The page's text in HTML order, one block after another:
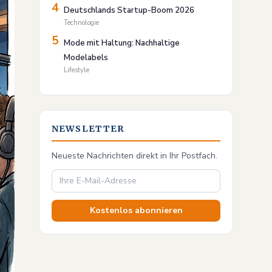
4 Deutschlands Startup-Boom 2026
Technologie
5 Mode mit Haltung: Nachhaltige
Modelabels
Lifestyle
NEWSLETTER
Neueste Nachrichten direkt in Ihr Postfach.
Kostenlos abonnieren